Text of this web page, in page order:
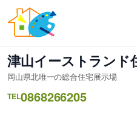
容
ス
キ
ッ
プ
津山イーストランド
岡山県北唯一の総合住宅展示場
TEL0868266205